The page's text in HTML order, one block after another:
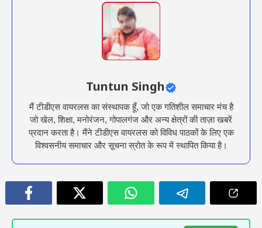
Tuntun Singh
मैं टीडीएस वायरलस का संस्थापक हूँ, जो एक गतिशील समाचार मंच है
जो खेल, शिक्षा, मनोरंजन, गोपालगंज और अन्य क्षेत्रों की ताज़ा खबरें
प्रदान करता है। मैंने टीडीएस वायरलस को विविध पाठकों के लिए एक
विश्वसनीय समाचार और सूचना स्रोत के रूप में स्थापित किया है।